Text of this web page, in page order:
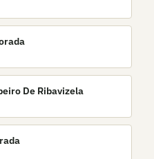
De Ribavizela